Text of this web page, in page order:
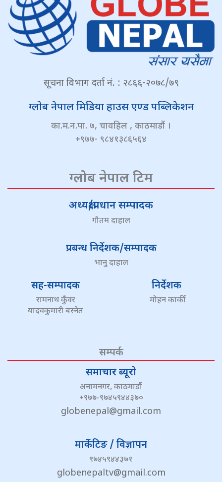
सूचना विभाग दर्ता नं. : २८६६-२०७८/७९
ग्लोब नेपाल मिडिया हाउस एण्ड पब्लिकेशन
का.म.न.पा. ७, चावहिल , काठमाडौं ।
+९७७- ९८४१३८६५६४
ग्लोब नेपाल टिम
अध्यक्ष/प्रधान सम्पादक
गौतम दाहाल
प्रबन्ध निर्देशक/सम्पादक
भानु दाहाल
सह-सम्पादक
रामनाथ कुँवर
यादवकुमारी बस्नेत
निर्देशक
मोहन कार्की
सम्पर्क
समाचार ब्यूरो
अनामनगर, काठमाडौं
+९७७-९७४५९४४३७०
globenepal@gmail.com
मार्केटिङ / विज्ञापन
९७४५९४४३७१
globenepaltv@gmail.com